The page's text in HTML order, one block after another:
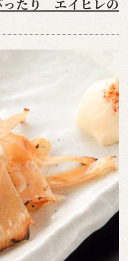
ったり エイヒレの